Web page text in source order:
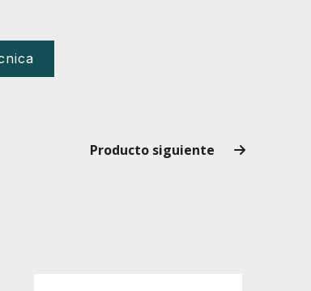
Producto siguiente